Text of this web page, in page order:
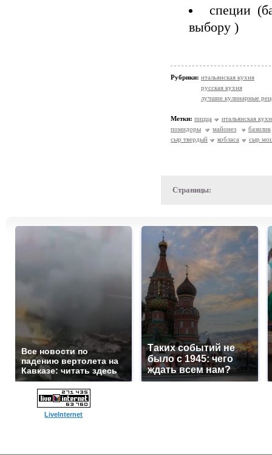
специи
выбору )
Рубрики: итальянская кухня
русская кухня
лучшие кулинарные
Метки: пицца
итальянская
помидоры
майонез
базилик
сыр твердый
кобласа сыр
Страницы:
Все новости по
падению вертолета на
Кавказе: читать здесь
Таких событий не
было с 1945: чего
ждать всем нам?
LiveInternet